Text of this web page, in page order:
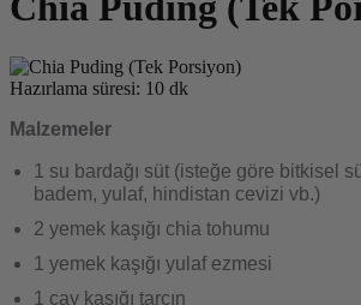
Hazırlama süresi: 10 dk
Malzemeler
1 su bardağı süt (isteğe göre bitkisel
badem, yulaf, hindistan cevizi vb.)
2 yemek kaşığı chia tohumu
1 yemek kaşığı yulaf ezmesi
1 çay kaşığı tarçın